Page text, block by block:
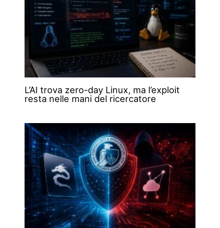
L’AI trova zero-day Linux, ma l’exploit
resta nelle mani del ricercatore